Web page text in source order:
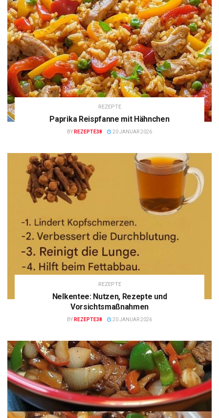
REZEPTE
Paprika Reispfanne mit Hähnchen
BY REZEPTE38 20 JANUAR 2026
REZEPTE
Nelkentee: Nutzen, Rezepte und
Vorsichtsmaßnahmen
BY REZEPTE38 20 JANUAR 2026